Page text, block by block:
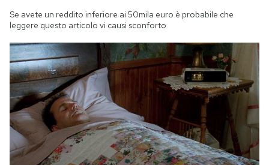
Se avete un reddito inferiore ai 50mila euro è probabile che
leggere questo articolo vi causi sconforto